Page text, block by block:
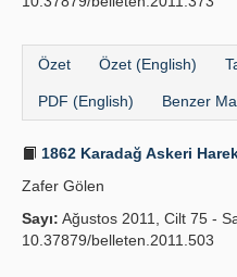
Özet Özet (English)
PDF (English) Benzer
1862 Karadağ Askeri
Zafer Gölen
Sayı: Ağustos 2011, Cilt 75 -
10.37879/belleten.2011.503